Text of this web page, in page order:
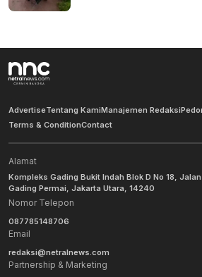
AdvertiseTentang KamiManajemen Redaksi
Terms & ConditionContact
Alamat
Kompleks Gading Bukit Indah Blok D No 18,
Gading Permai, Jakarta Utara, 14240
Nomor Telepon
087785148706
Email
redaksi@netralnews.com
Partnership & Marketing